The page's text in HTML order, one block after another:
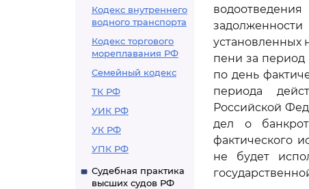
Кодекс внутреннего
водного транспорта
Кодекс торгового
мореплавания РФ
Семейный кодекс
ТК РФ
УИК РФ
УК РФ
УПК РФ
Судебная практика
высших судов РФ
установленных
пени за период
по день
периода
Российской
дел о
фактического
не будет